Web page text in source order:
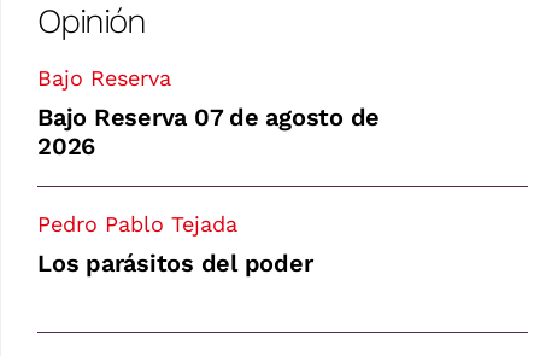
Opinión
Bajo Reserva
Bajo Reserva 07 de agosto de
2026
Pedro Pablo Tejada
Los parásitos del poder